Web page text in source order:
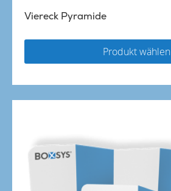
Viereck Pyramide
Produkt wählen